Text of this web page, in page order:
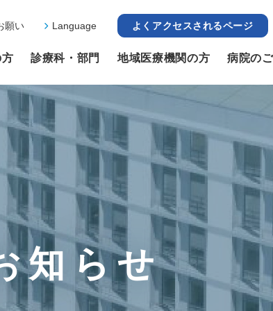
願い Language よくアクセスされるページ
診療科・部門 地域医療機関の方 病院の
知らせ